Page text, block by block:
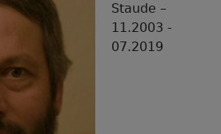
Staude –
11.2003 -
07.2019